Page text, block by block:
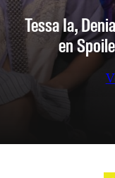
Tessa Ia,
en